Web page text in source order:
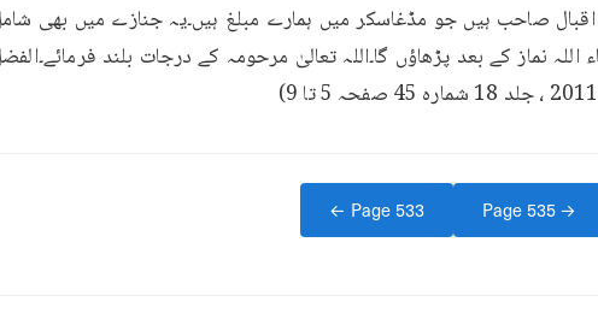
← Page533 Page535→